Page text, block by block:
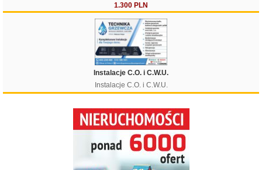
1.300 PLN
Instalacje C.O. i C.W.U.
Instalacje C.O. i C.W.U.